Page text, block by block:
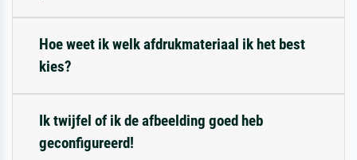
Hoe weet ik welk afdrukmateriaal ik het best
kies?
Ik twijfel of ik de afbeelding goed heb
geconfigureerd!